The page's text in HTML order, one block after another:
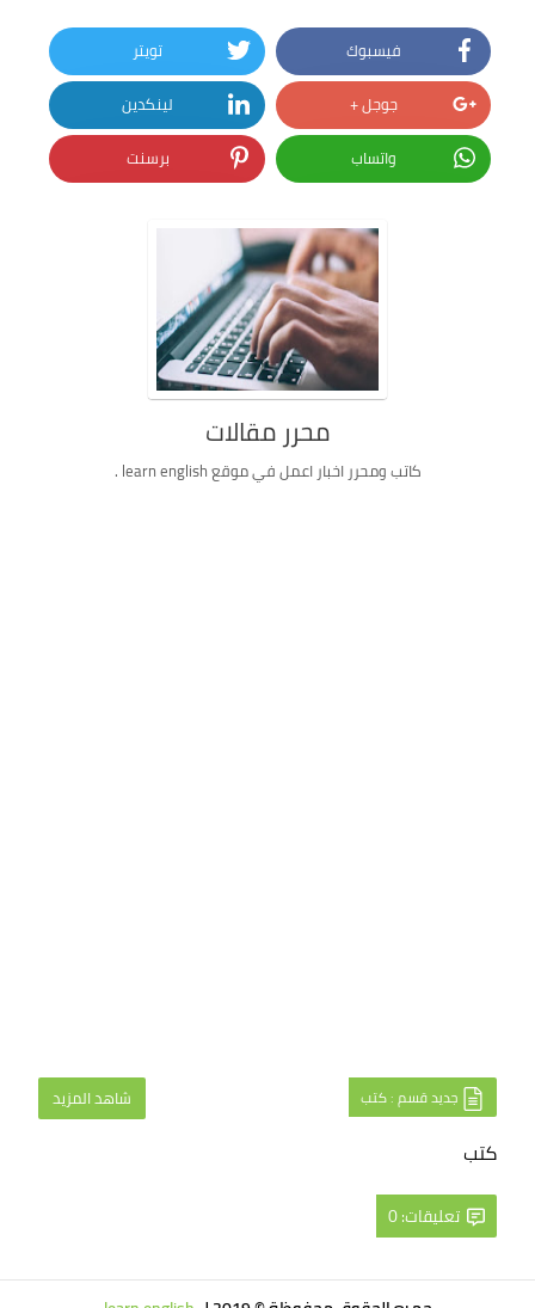
فيسبوك
تويتر
جوجل +
لينكدين
واتساب
برسنت
محرر مقالات
كاتب ومحرر اخبار اعمل في موقع learn english .
جديد قسم : كتب شاهد المزيد
كتب
تعليقات: 0